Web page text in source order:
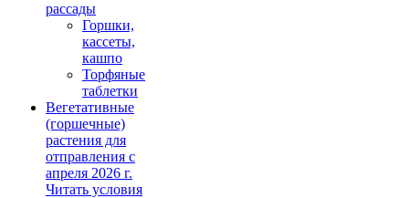
рассады
Горшки,
кассеты,
кашпо
Торфяные
таблетки
Вегетативные
(горшечные)
растения для
отправления с
апреля 2026 г.
Читать условия